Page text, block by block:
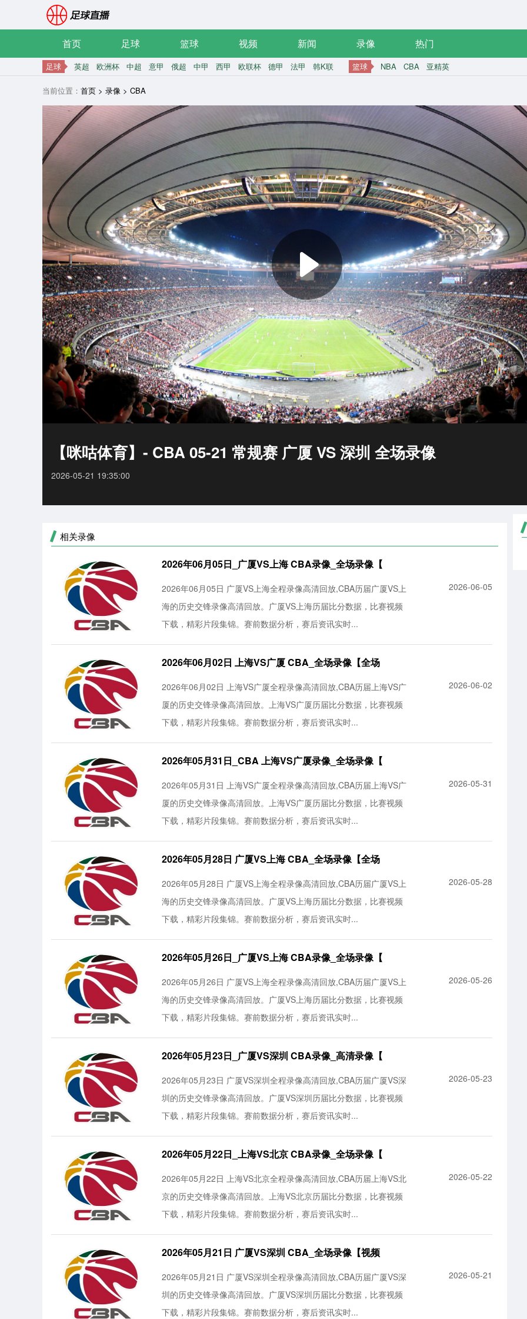
首页 足球 篮球 视频 新闻 录像 热门
足球 英超 欧洲杯 中超 意甲 俄超 中甲 西甲 欧联杯 德甲 法甲 韩K联 篮球 NBA CBA 亚精英
当前位置： 首页 > 录像 > CBA
【咪咕体育】- CBA 05-21 常规赛 广厦 VS 深圳 全场录像
2026-05-21 19:35:00
相关录像
2026年06月05日_广厦VS上海 CBA录像_全场录像【
2026年06月05日 广厦VS上海全程录像高清回放,CBA历届广厦VS上
海的历史交锋录像高清回放。广厦VS上海历届比分数据，比赛视频
下载，精彩片段集锦。赛前数据分析，赛后资讯实时...
2026-06-05
2026年06月02日 上海VS广厦 CBA_全场录像【全场
2026年06月02日 上海VS广厦全程录像高清回放,CBA历届上海VS广
厦的历史交锋录像高清回放。上海VS广厦历届比分数据，比赛视频
下载，精彩片段集锦。赛前数据分析，赛后资讯实时...
2026-06-02
2026年05月31日_CBA 上海VS广厦录像_全场录像【
2026年05月31日 上海VS广厦全程录像高清回放,CBA历届上海VS广
厦的历史交锋录像高清回放。上海VS广厦历届比分数据，比赛视频
下载，精彩片段集锦。赛前数据分析，赛后资讯实时...
2026-05-31
2026年05月28日 广厦VS上海 CBA_全场录像【全场
2026年05月28日 广厦VS上海全程录像高清回放,CBA历届广厦VS上
海的历史交锋录像高清回放。广厦VS上海历届比分数据，比赛视频
下载，精彩片段集锦。赛前数据分析，赛后资讯实时...
2026-05-28
2026年05月26日_广厦VS上海 CBA录像_全场录像【
2026年05月26日 广厦VS上海全程录像高清回放,CBA历届广厦VS上
海的历史交锋录像高清回放。广厦VS上海历届比分数据，比赛视频
下载，精彩片段集锦。赛前数据分析，赛后资讯实时...
2026-05-26
2026年05月23日_广厦VS深圳 CBA录像_高清录像【
2026年05月23日 广厦VS深圳全程录像高清回放,CBA历届广厦VS深
圳的历史交锋录像高清回放。广厦VS深圳历届比分数据，比赛视频
下载，精彩片段集锦。赛前数据分析，赛后资讯实时...
2026-05-23
2026年05月22日_上海VS北京 CBA录像_全场录像【
2026年05月22日 上海VS北京全程录像高清回放,CBA历届上海VS北
京的历史交锋录像高清回放。上海VS北京历届比分数据，比赛视频
下载，精彩片段集锦。赛前数据分析，赛后资讯实时...
2026-05-22
2026年05月21日 广厦VS深圳 CBA_全场录像【视频
2026年05月21日 广厦VS深圳全程录像高清回放,CBA历届广厦VS深
圳的历史交锋录像高清回放。广厦VS深圳历届比分数据，比赛视频
下载，精彩片段集锦。赛前数据分析，赛后资讯实时...
2026-05-21